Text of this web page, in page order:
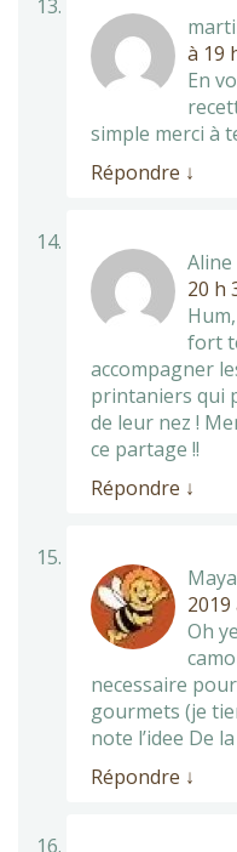
à 19
En
simple merci à
Répondre ↓
Aline
20 h
fort
accompagner
printaniers qui
de leur nez !
ce partage !!
Répondre ↓
2019
Oh
necessaire
gourmets (je
note l’idee De
Répondre ↓